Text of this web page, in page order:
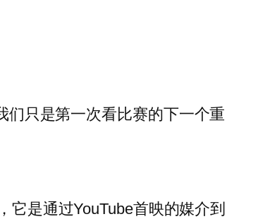
们只是第一次看比赛的下一个重
是通过YouTube首映的媒介到